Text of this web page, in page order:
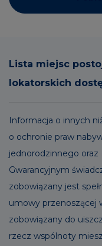
Lista miejsc
lokatorskich
Informacja o innych
o ochronie praw
jednorodzinnego
Gwarancyjnym
zobowiązany jest
umowy przenoszącej
zobowiązany do
rzecz wspólnoty